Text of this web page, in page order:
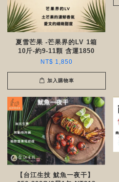
夏雪芒果 -芒果界的LV 1箱
10斤-約9-11顆 含運1850
NT$ 1,850
加入購物車
【台江生技 魷魚一夜干】